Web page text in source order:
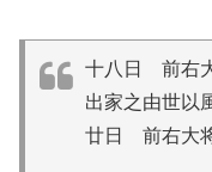
十八日 前右
出家之由世以
廿日 前右大